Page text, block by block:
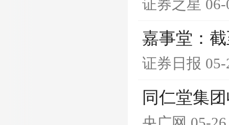
证券之星
嘉事堂：
证券日报
同仁堂集